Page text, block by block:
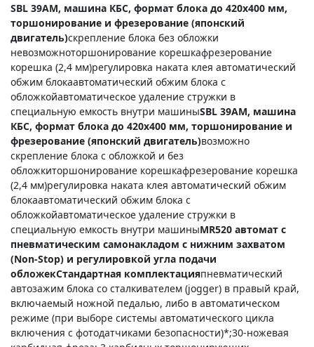
SBL 39AM, машина КБС, формат блока до 420х400 мм,
торшонирование и фрезерование (японский
двигатель)скрепление блока без обложки
невозможноторшонирование корешкафрезерование
корешка (2,4 мм)регулировка наката клея автоматический
обжим блокаавтоматический обжим блока с
обложкойавтоматическое удаление стружки в
специальную емкость внутри машиныSBL 39AM, машина
КБС, формат блока до 420х400 мм, торшонирование и
фрезерование (японский двигатель)возможно
скрепление блока с обложкой и без
обложкиторшонирование корешкафрезерование корешка
(2,4 мм)регулировка наката клея автоматический обжим
блокаавтоматический обжим блока с
обложкойавтоматическое удаление стружки в
специальную емкость внутри машиныMR520 автомат с
пневматическим самонакладом с нижним захватом
(Non-Stop) и регулировкой угла подачи
обложекСтандартная комплектацияпневматический
автозажим блока со сталкивателем (jogger) в правый край,
включаемый ножной педалью, либо в автоматическом
режиме (при выборе системы автоматического цикла
включения с фотодатчиками безопасности)*;30-ножевая